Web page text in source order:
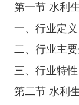
第一节 水利
一、行业定义
二、行业主
三、行业特性
第二节 水利